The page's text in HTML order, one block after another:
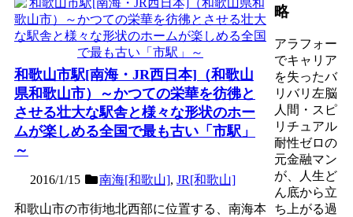
和歌山市駅[南海・JR西日本]（和歌山
県和歌山市）～かつての栄華を彷彿と
させる壮大な駅舎と様々な形状のホー
ムが楽しめる全国で最も古い「市駅」
～
2016/1/15 南海[和歌山], JR[和歌山]
和歌山市の市街地北西部に位置する、南海本
略
アラフォー
でキャリア
を失ったバ
リバリ左脳
人間・スピ
リチュアル
耐性ゼロの
元金融マン
が、人生ど
ん底から立
ち上がる過